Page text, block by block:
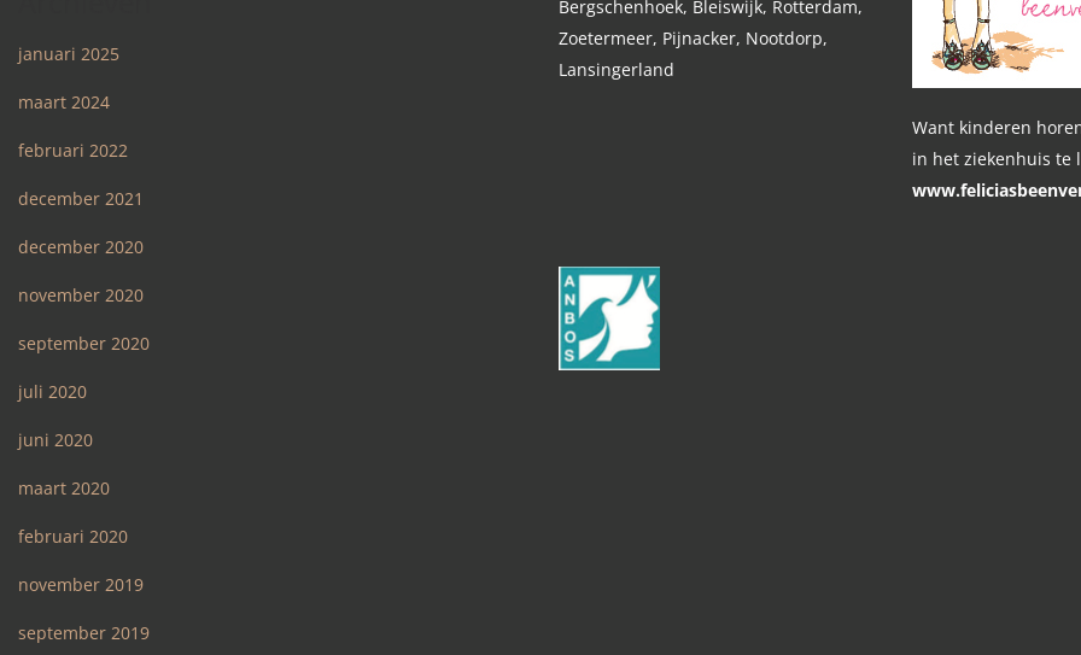
januari 2025
maart 2024
februari 2022
december 2021
december 2020
november 2020
september 2020
juli 2020
juni 2020
maart 2020
februari 2020
november 2019
september 2019
Bergschenhoek, Bleiswijk, Rotterdam,
Zoetermeer, Pijnacker, Nootdorp,
Lansingerland
Want kinderen
in het ziekenhuis te